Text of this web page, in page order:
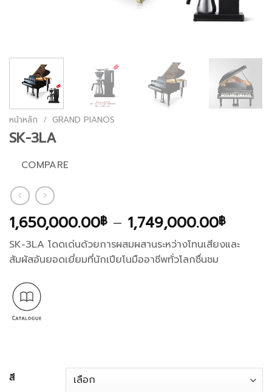
หน้าหลัก / GRAND PIANOS
SK-3LA
COMPARE
1,650,000.00฿ – 1,749,000.00฿Price
range:
SK-3LA โดดเด่นด้วยการผสมผสานระหว่างโทนเสียงและ
สัมผัสอันยอดเยี่ยมที่นักเปียโนมืออาชีพทั่วโลกชื่นชม
สี